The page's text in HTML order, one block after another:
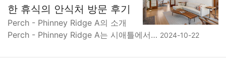
한 휴식의 안식처 방문 후기
Perch - Phinney Ridge A의 소개
Perch - Phinney Ridge A는 시애틀에서… 2024-10-22